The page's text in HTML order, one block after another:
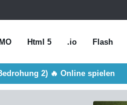
Html 5 .io Flash
2) 🔥 Online spielen